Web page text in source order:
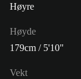
Høyre
Høyde
179cm / 5'10"
Vekt